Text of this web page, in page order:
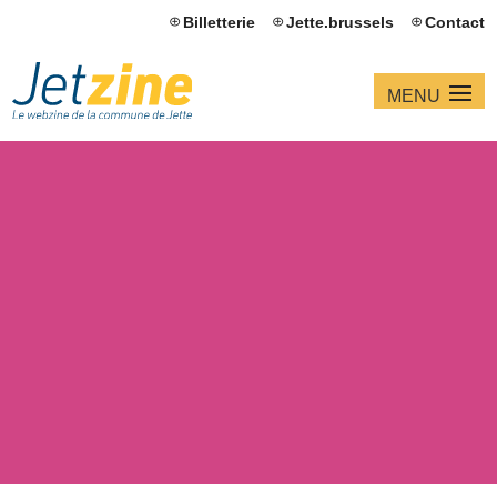
Billetterie Jette.brussels Contact